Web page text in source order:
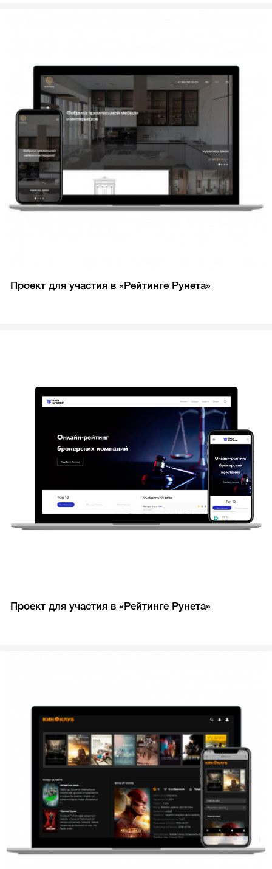
Проект для участия в «Рейтинге Рунета»
Проект для участия в «Рейтинге Рунета»